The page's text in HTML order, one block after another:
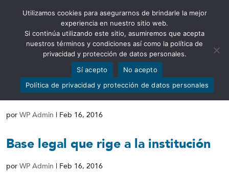
Abrir barra de herramientas
Metas y objetivos unidades
administrativas
por WP Admin | Feb 16, 2016
Base legal que rige a la institución
por WP Admin | Feb 16, 2016
Utilizamos cookies para asegurarnos de brindarle la mejor
experiencia en nuestro sitio web.
Si continúa utilizando este sitio, asumiremos que acepta
nuestros términos y condiciones así como la política de
privacidad y protección de datos personales.
Sí acepto
No acepto
Política de privacidad y protección de datos personales